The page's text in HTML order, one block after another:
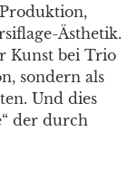
Ästhetik.
Kunst bei Trio
sondern als
Und dies
der durch